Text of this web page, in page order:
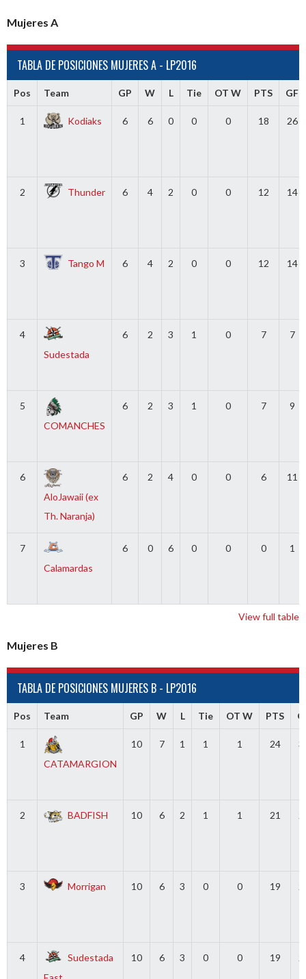
Mujeres A
TABLA DE POSICIONES MUJERES A - LP2016
Pos Team GP W L Tie OT W PTS GF
1 Kodiaks 6 6 0 0 0 18 26
2 Thunder 6 4 2 0 0 12 14
3 Tango M 6 4 2 0 0 12 14
4
Sudestada
6 2 3 1 0 7 7
5
COMANCHES
6 2 3 1 0 7 9
6
AloJawaii (ex
Th. Naranja)
6 2 4 0 0 6 11
7
Calamardas
6 0 6 0 0 0 1
View full table
Mujeres B
TABLA DE POSICIONES MUJERES B - LP2016
Pos Team GP W L Tie OT W PTS
1
CATAMARGION
10 7 1 1 1 24
2 BADFISH 10 6 2 1 1 21
3 Morrigan 10 6 3 0 0 19
4
Sudestada
10 6 3 0 0 19